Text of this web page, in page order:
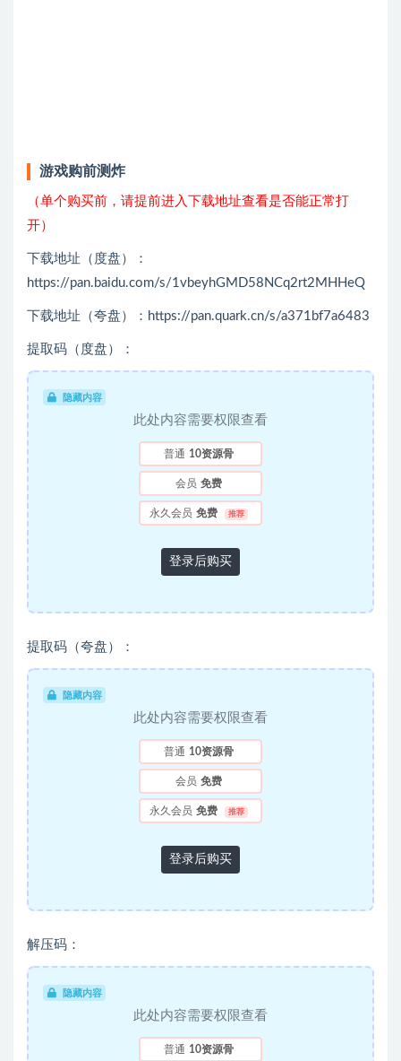
游戏购前测炸
（单个购买前，请提前进入下载地址查看是否能正常打
开）
下载地址（度盘）：
https://pan.baidu.com/s/1vbeyhGMD58NCq2rt2MHHeQ
下载地址（夸盘）：https://pan.quark.cn/s/a371bf7a6483
提取码（度盘）：
隐藏内容
此处内容需要权限查看
普通 10资源骨
会员 免费
永久会员 免费 推荐
登录后购买
提取码（夸盘）：
隐藏内容
此处内容需要权限查看
普通 10资源骨
会员 免费
永久会员 免费 推荐
登录后购买
解压码：
隐藏内容
此处内容需要权限查看
普通 10资源骨